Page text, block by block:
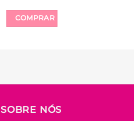
COMPRAR
variantes.
opçõesESTOQUE
SOBRE NÓS